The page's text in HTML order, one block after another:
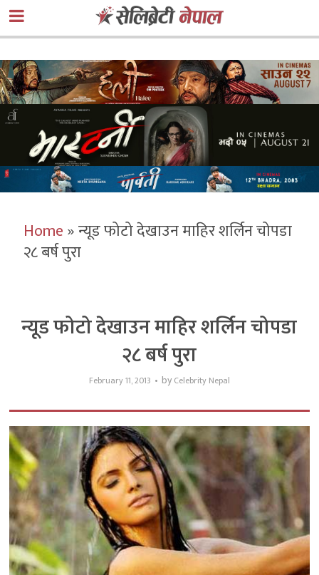
Home»न्यूड फोटो देखाउन माहिर शर्लिन चोपडा
२८ बर्ष पुरा
न्यूड फोटो देखाउन माहिर शर्लिन चोपडा
२८ बर्ष पुरा
February 11, 2013 by Celebrity Nepal